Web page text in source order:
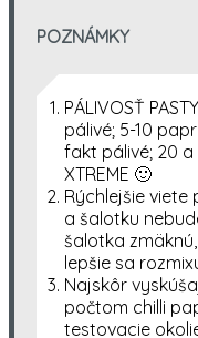
POZNÁMKY
PÁLIVOSŤ
pálivé; 5-10
fakt pálivé; 20 a
XTREME 🙂
Rýchlejšie
a šalotku
šalotka
lepšie sa
Najskôr
počtom chilli
testovacie